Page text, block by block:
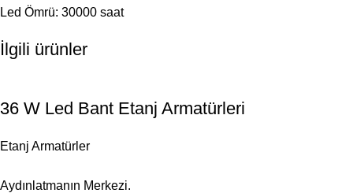
Led Ömrü: 30000 saat
İlgili ürünler
36 W Led Bant Etanj Armatürleri
Etanj Armatürler
Aydınlatmanın Merkezi.